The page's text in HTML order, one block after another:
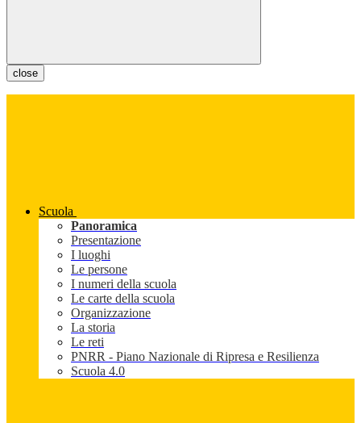
close
Scuola
Panoramica
Presentazione
I luoghi
Le persone
I numeri della scuola
Le carte della scuola
Organizzazione
La storia
Le reti
PNRR - Piano Nazionale di Ripresa e Resilienza
Scuola 4.0